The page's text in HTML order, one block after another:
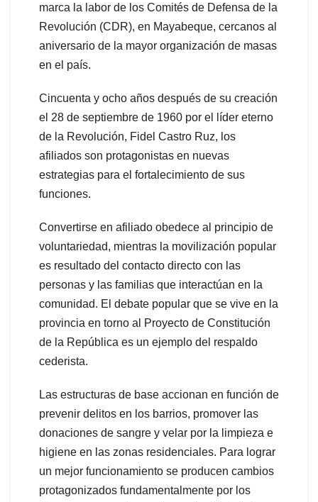
marca la labor de los Comités de Defensa de la
Revolución (CDR), en Mayabeque, cercanos al
aniversario de la mayor organización de masas
en el país.
Cincuenta y ocho años después de su creación
el 28 de septiembre de 1960 por el líder eterno
de la Revolución, Fidel Castro Ruz, los
afiliados son protagonistas en nuevas
estrategias para el fortalecimiento de sus
funciones.
Convertirse en afiliado obedece al principio de
voluntariedad, mientras la movilización popular
es resultado del contacto directo con las
personas y las familias que interactúan en la
comunidad. El debate popular que se vive en la
provincia en torno al Proyecto de Constitución
de la República es un ejemplo del respaldo
cederista.
Las estructuras de base accionan en función de
prevenir delitos en los barrios, promover las
donaciones de sangre y velar por la limpieza e
higiene en las zonas residenciales. Para lograr
un mejor funcionamiento se producen cambios
protagonizados fundamentalmente por los